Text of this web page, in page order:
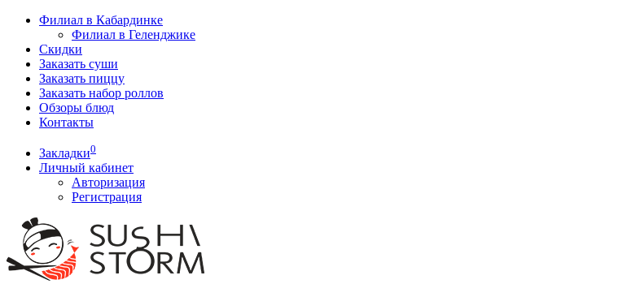
Филиал в Кабардинке
Филиал в Геленджике
Скидки
Заказать суши
Заказать пиццу
Заказать набор роллов
Обзоры блюд
Контакты
Закладки0
Личный кабинет
Авторизация
Регистрация